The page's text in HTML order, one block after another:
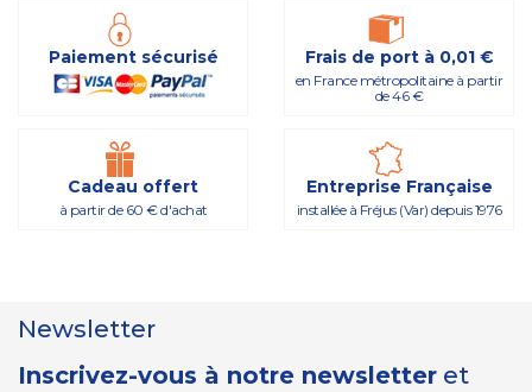
Paiement sécurisé Frais de port à 0,01 €
en France métropolitaine à partir
de 46 €
Cadeau offert
à partir de 60 € d'achat
Entreprise Française
installée à Fréjus (Var) depuis 1976
Newsletter
Inscrivez-vous à notre newsletter et